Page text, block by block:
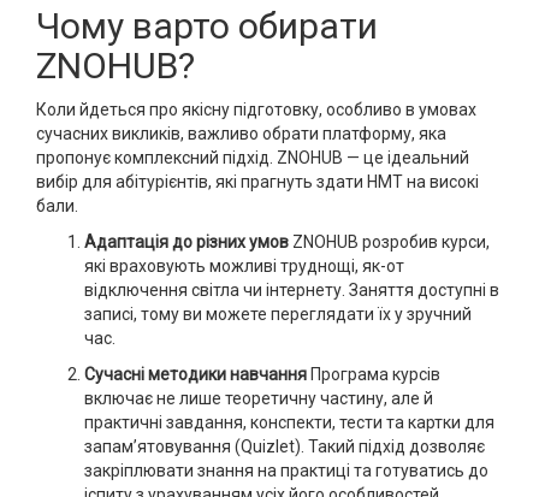
Чому варто обирати
ZNOHUB?
Коли йдеться про якісну підготовку, особливо в умовах
сучасних викликів, важливо обрати платформу, яка
пропонує комплексний підхід. ZNOHUB — це ідеальний
вибір для абітурієнтів, які прагнуть здати НМТ на високі
бали.
Адаптація до різних умов ZNOHUB розробив курси,
які враховують можливі труднощі, як-от
відключення світла чи інтернету. Заняття доступні в
записі, тому ви можете переглядати їх у зручний
час.
Сучасні методики навчання Програма курсів
включає не лише теоретичну частину, але й
практичні завдання, конспекти, тести та картки для
запам’ятовування (Quizlet). Такий підхід дозволяє
закріплювати знання на практиці та готуватись до